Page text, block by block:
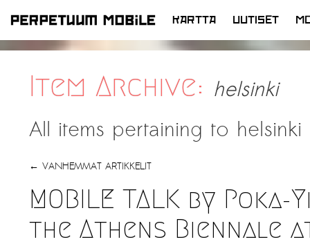
SIIRRY
KARTTA UUTISET
Item Archive: helsinki
All items pertaining to helsinki
← VANHEMMAT ARTIKKELIT
MOBILE TALK by
the Athens Biennale